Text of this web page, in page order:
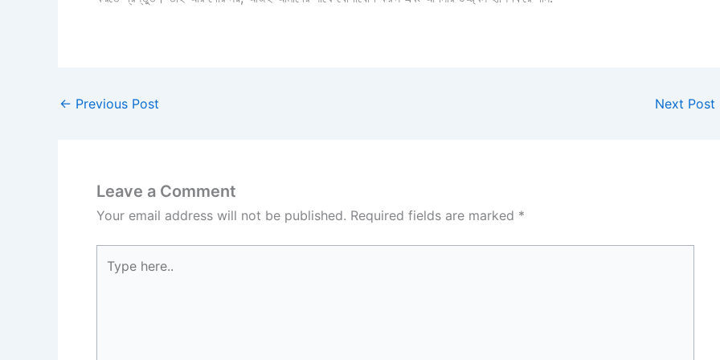
← Previous Post Next Post
Leave a Comment
Your email address will not be published. Required fields are marked *
here..